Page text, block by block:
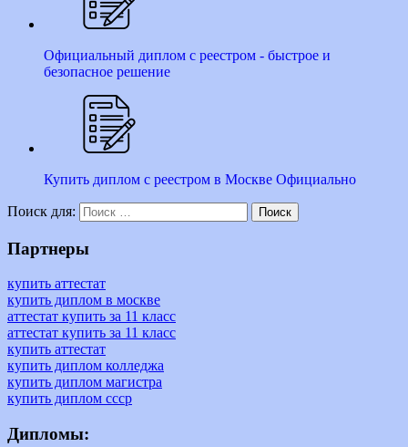
Официальный диплом с реестром - быстрое и
безопасное решение
Купить диплом с реестром в Москве Официально
Поиск для: Поиск
Партнеры
купить аттестат
купить диплом в москве
аттестат купить за 11 класс
аттестат купить за 11 класс
купить аттестат
купить диплом колледжа
купить диплом магистра
купить диплом ссср
Дипломы: